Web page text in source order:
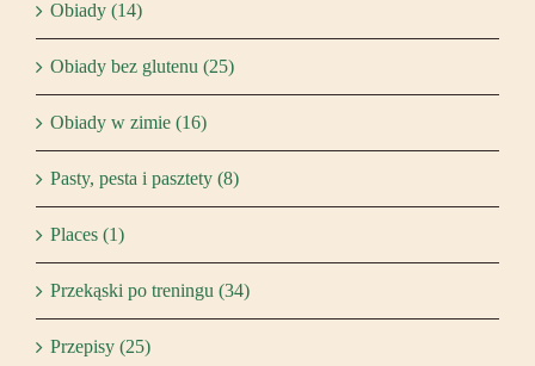
Obiady (14)
Obiady bez glutenu (25)
Obiady w zimie (16)
Pasty, pesta i pasztety (8)
Places (1)
Przekąski po treningu (34)
Przepisy (25)